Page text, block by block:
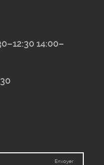
14:00–
Envoyer